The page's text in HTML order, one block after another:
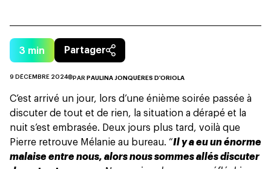
3 min Partager
9 DÉCEMBRE 2024 PAR PAULINA JONQUÈRES D'ORIOLA
C’est arrivé un jour, lors d’une énième soirée passée à
discuter de tout et de rien, la situation a dérapé et la
nuit s’est embrasée. Deux jours plus tard, voilà que
Pierre retrouve Mélanie au bureau. “Il y a eu un énorme
malaise entre nous, alors nous sommes allés discuter